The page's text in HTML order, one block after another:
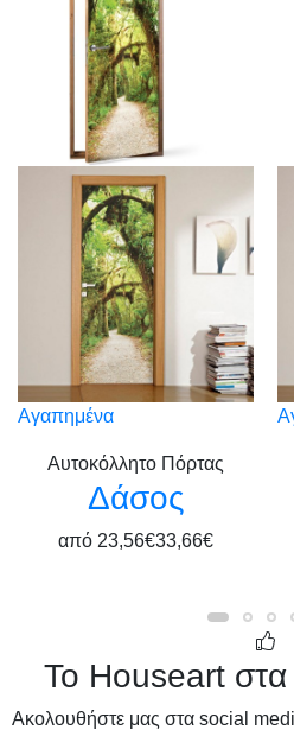
Αγαπημένα
Αυτοκόλλητο Πόρτας
Δάσος
από 23,56€33,66€
Το Houseart
Ακολουθήστε μας στα social